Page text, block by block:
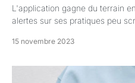
L'application gagne du terrain
alertes sur ses pratiques peu
15 novembre 2023